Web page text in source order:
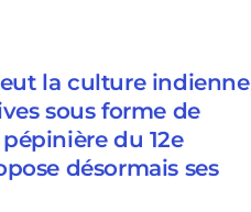
la culture indienne
sous forme de
du 12e
désormais ses